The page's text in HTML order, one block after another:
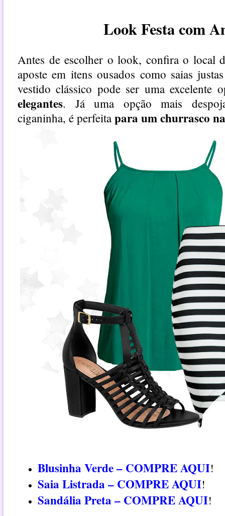
Look Festa com
Antes de escolher o look, confira o local
aposte em itens ousados como saias
vestido clássico pode ser uma excelente
elegantes. Já uma opção mais
ciganinha, é perfeitapara um churrasco
Blusinha Verde – COMPRE AQUI!
Saia Listrada – COMPRE AQUI!
Sandália Preta – COMPRE AQUI!